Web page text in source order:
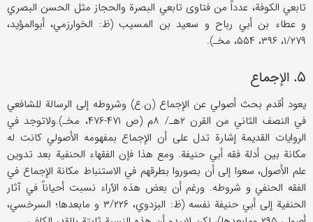
تابعي الکوفة، عدداً من فتاوی تابعي البصرة والحجاز مثل الحسن البصري
و عطاء بن أبي رباح و سعید بن المسیب (ظ: الخوارزمي، أبوالمؤید،
۱/۲۷۹، ۳۹۶، ۵۵۴، مخـ).
۵. الإجماع
یعود أقدم بحث أصولي عن الإجماع (ن.ع) وشروطه إلی الرسالة للشافعي
في النصف الثاني من القرن ۲هـ/ ۸م (ص ۴۷۱-۴۷۶، مخـ).ولاتوجد في
الروایات القدیمة إشارة تدل علی أن الإجماع بمفهومه الأصولي کانت له
مکانة بین أدلة فقه أبي حنیفة. ومع هذا فإن الفقهاء الحنفیة بعد تدوین
علم الأصول، سعوا إلی أن بصوروا بطرقهم في الاستنباط مکانة الإجماع في
الفقه الحنفي و شروطه. ورغم أن بعض هذه الآراء نسبت أحیاناً في آثار
الحنفیة إلی أبي حنیفة نفسه (ظ: البزدوي، ۳/۲۲۶ و مابعدها؛ السرخسي،